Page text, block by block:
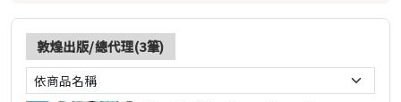
敦煌出版/總代理(3筆)